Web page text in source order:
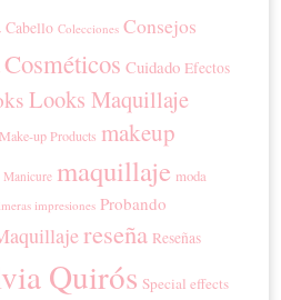
Cabello Colecciones Consejos
Cosméticos Cuidado Efectos
Looks Maquillaje
Make-up Products makeup
Manicure maquillaje moda
impresiones Probando
reseña Reseñas
Quirós Special effects